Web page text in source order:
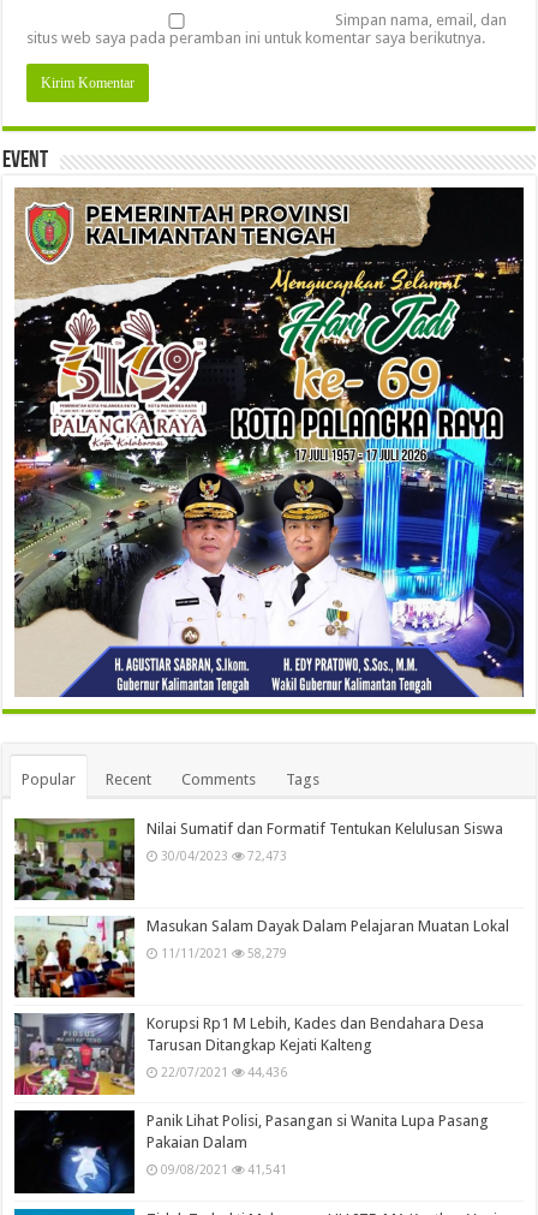
Simpan nama, email, dan
situs web saya pada peramban ini untuk komentar saya berikutnya.
Event
Popular Recent Comments Tags
Nilai Sumatif dan Formatif Tentukan Kelulusan Siswa
30/04/2023 72,473
Masukan Salam Dayak Dalam Pelajaran Muatan Lokal
11/11/2021 58,279
Korupsi Rp1 M Lebih, Kades dan Bendahara Desa
Tarusan Ditangkap Kejati Kalteng
22/07/2021 44,436
Panik Lihat Polisi, Pasangan si Wanita Lupa Pasang
Pakaian Dalam
09/08/2021 41,541